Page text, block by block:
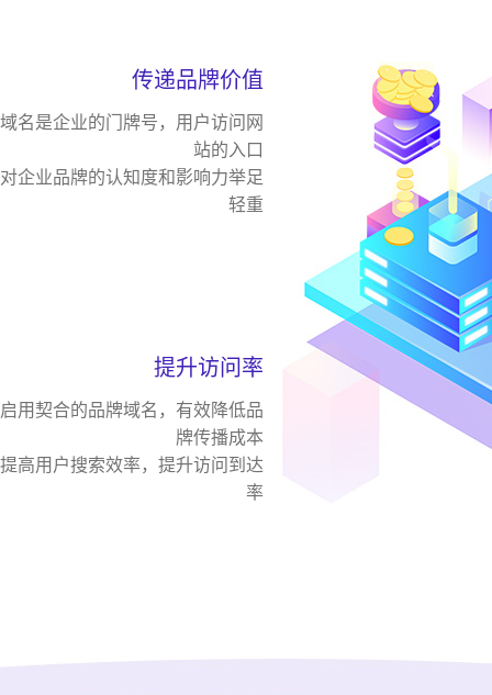
传递品牌价值
域名是企业的门牌号，用户访问网
站的入口
对企业品牌的认知度和影响力举足
轻重
提升访问率
启用契合的品牌域名，有效降低品
牌传播成本
提高用户搜索效率，提升访问到达
率